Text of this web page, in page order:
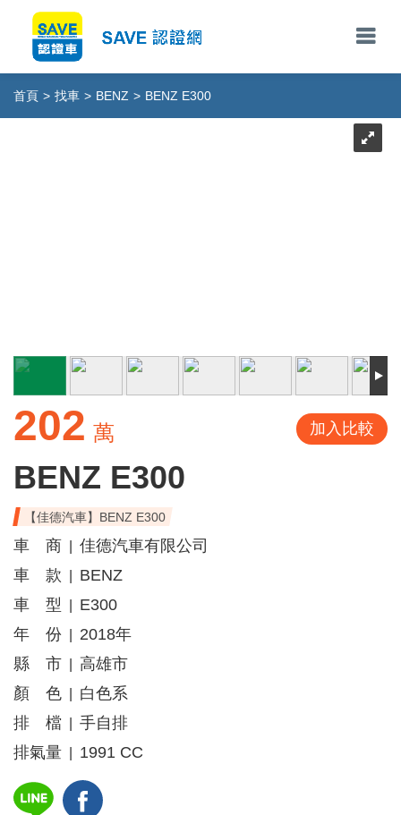
首頁 > 找車 > BENZ > BENZ E300
202 萬 加入比較
BENZ E300
【佳德汽車】BENZ E300
車 商
佳德汽車有限公司
車 款
BENZ
車 型
E300
年 份
2018年
縣 市
高雄市
顏 色
白色系
排 檔
手自排
排氣量
1991 CC